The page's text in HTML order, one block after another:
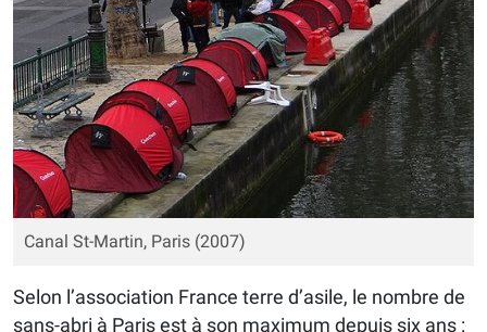
Canal St-Martin, Paris (2007)
Selon l’association France terre d’asile, le nombre de
sans-abri à Paris est à son maximum depuis six ans :